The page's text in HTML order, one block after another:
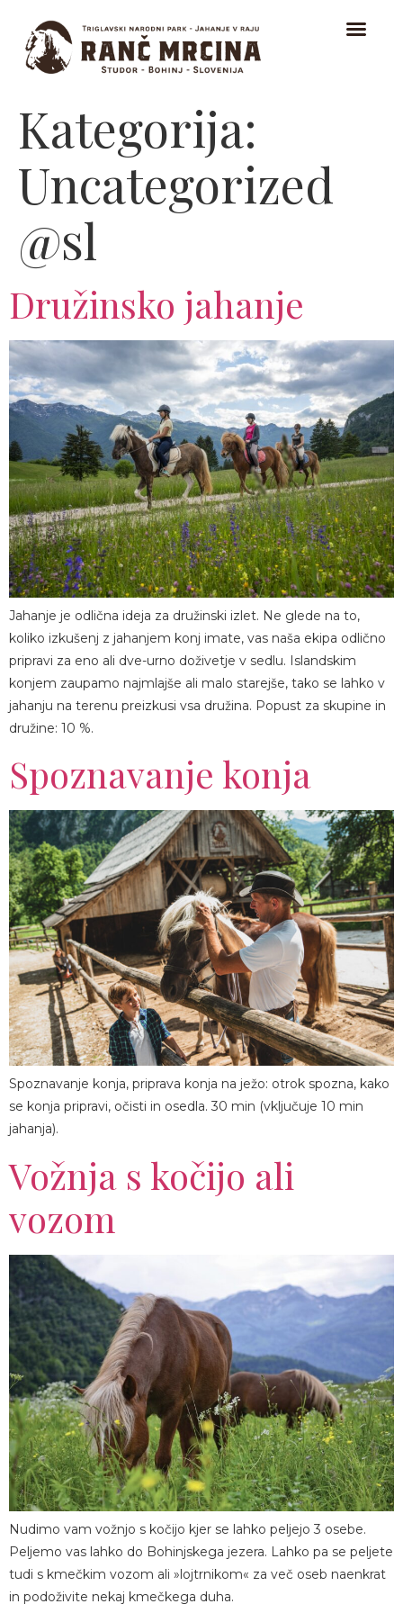
DOMOV
TERENSKO JAHANJE
JAHANJE ZA ZAČETNIKE IN NAJMLAJŠE
KONTAKT
ŠTALA NA RANČU
KJE SMO
Kategorija:
Uncategorized
@sl
Družinsko jahanje
Jahanje je odlična ideja za družinski izlet. Ne glede na to,
koliko izkušenj z jahanjem konj imate, vas naša ekipa odlično
pripravi za eno ali dve-urno doživetje v sedlu. Islandskim
konjem zaupamo najmlajše ali malo starejše, tako se lahko v
jahanju na terenu preizkusi vsa družina. Popust za skupine in
družine: 10 %.
Spoznavanje konja
Spoznavanje konja, priprava konja na ježo: otrok spozna, kako
se konja pripravi, očisti in osedla. 30 min (vključuje 10 min
jahanja).
Vožnja s kočijo ali
vozom
Nudimo vam vožnjo s kočijo kjer se lahko peljejo 3 osebe.
Peljemo vas lahko do Bohinjskega jezera. Lahko pa se peljete
tudi s kmečkim vozom ali »lojtrnikom« za več oseb naenkrat
in podoživite nekaj kmečkega duha.